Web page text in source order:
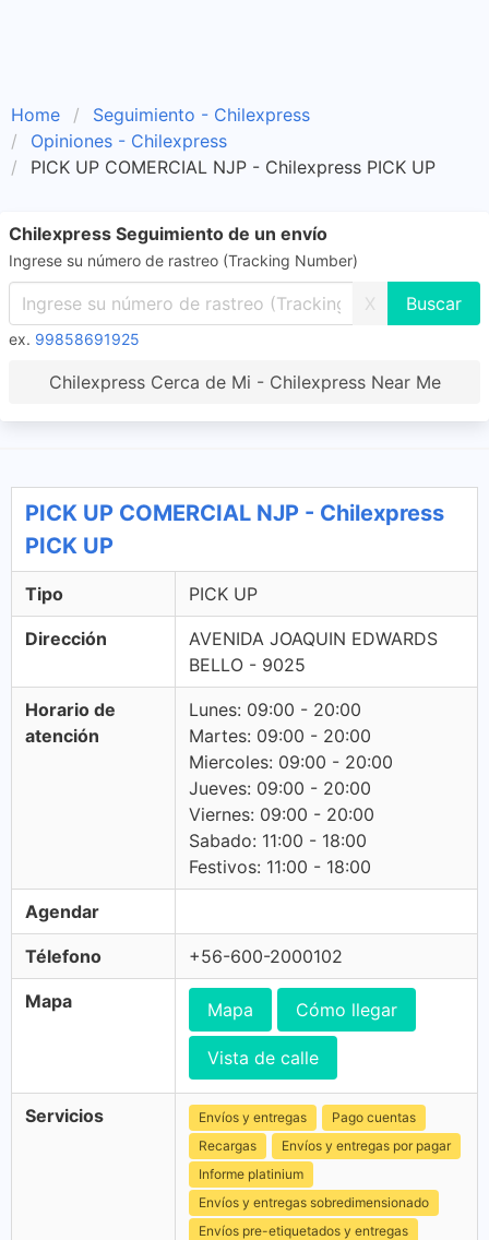
Home
Seguimiento - Chilexpress
Opiniones - Chilexpress
PICK UP COMERCIAL NJP - Chilexpress PICK UP
Chilexpress Seguimiento de un envío
Ingrese su número de rastreo (Tracking Number)
X
ex. 99858691925
Chilexpress Cerca de Mi - Chilexpress Near Me
PICK UP COMERCIAL NJP - Chilexpress
PICK UP
Tipo PICK UP
Dirección
AVENIDA JOAQUIN EDWARDS
BELLO - 9025
Horario de
atención
Lunes: 09:00 - 20:00
Martes: 09:00 - 20:00
Miercoles: 09:00 - 20:00
Jueves: 09:00 - 20:00
Viernes: 09:00 - 20:00
Sabado: 11:00 - 18:00
Festivos: 11:00 - 18:00
Agendar
Télefono +56-600-2000102
Mapa Mapa Cómo llegar
Vista de calle
Servicios Envíos y entregas
Pago cuentas
Recargas
Envíos y entregas por pagar
Informe platinium
Envíos y entregas sobredimensionado
Envíos pre-etiquetados y entregas